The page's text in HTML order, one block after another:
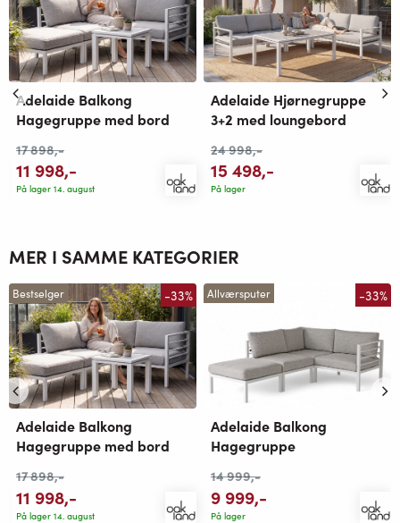
Adelaide Balkong
Hagegruppe med bord
17 898,-
11 998,-
På lager 14. august
Adelaide Hjørnegruppe
3+2 med loungebord
24 998,-
15 498,-
På lager
MER I SAMME KATEGORIER
Bestselger -33%
Adelaide Balkong
Hagegruppe med bord
17 898,-
11 998,-
På lager 14. august
Allværsputer -33%
Adelaide Balkong
Hagegruppe
14 999,-
9 999,-
På lager